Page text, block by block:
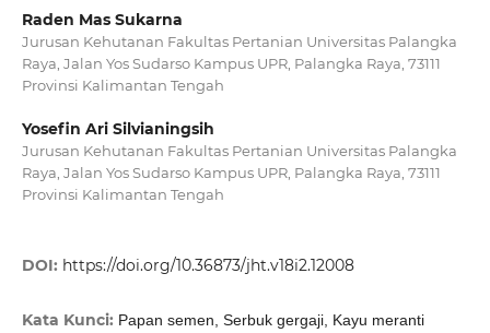
Raden Mas Sukarna
Jurusan Kehutanan Fakultas Pertanian Universitas Palangka
Raya, Jalan Yos Sudarso Kampus UPR, Palangka Raya, 73111
Provinsi Kalimantan Tengah
Yosefin Ari Silvianingsih
Jurusan Kehutanan Fakultas Pertanian Universitas Palangka
Raya, Jalan Yos Sudarso Kampus UPR, Palangka Raya, 73111
Provinsi Kalimantan Tengah
DOI: https://doi.org/10.36873/jht.v18i2.12008
Kata Kunci: Papan semen, Serbuk gergaji, Kayu meranti